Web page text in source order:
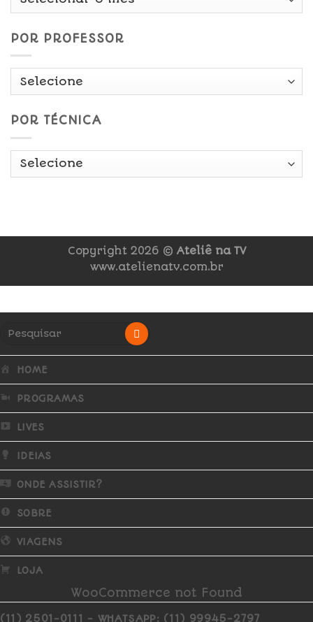
POR PROFESSOR
POR TÉCNICA
Copyright 2026 © Ateliê na TV
www.atelienatv.com.br
HOME
PROGRAMAS
LIVES
IDEIAS
ONDE ASSISTIR?
SOBRE
VIAGENS
LOJA
WooCommerce not Found
(11) 2501-0111 - WHATSAPP: (11) 99945-2797